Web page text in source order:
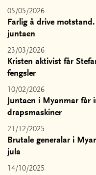
05/05/2026
Farlig å drive
juntaen
23/03/2026
Kristen aktivist får
fengsler
10/02/2026
Juntaen i Myanmar får
drapsmaskiner
21/12/2025
Brutale generalar i
jula
14/10/2025